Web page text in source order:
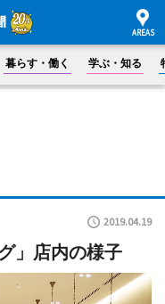
暮らす・働く 学ぶ・知る
2019.04.19
」店内の様子